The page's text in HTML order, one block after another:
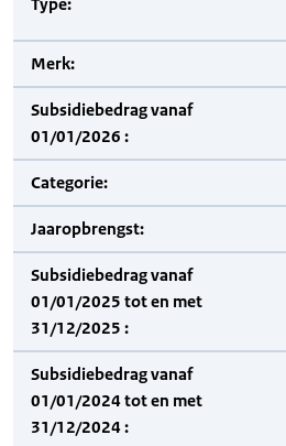
Merk:
Subsidiebedrag vanaf
01/01/2026 :
Categorie:
Jaaropbrengst:
Subsidiebedrag vanaf
01/01/2025 tot en met
31/12/2025 :
Subsidiebedrag vanaf
01/01/2024 tot en met
31/12/2024 :